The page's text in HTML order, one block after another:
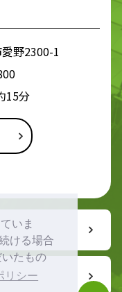
いま
ける場合
たもの
リシー
野2300-1
15分